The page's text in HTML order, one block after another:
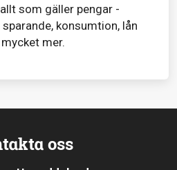
som gäller pengar -
konsumtion, lån
mer.
oss